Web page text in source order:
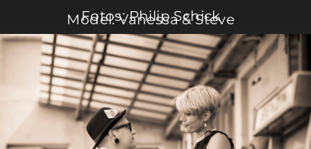
Fotos: Philip Schick
Model: Vanessa & Steve